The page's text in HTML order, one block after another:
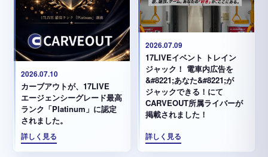
2026.07.10
カーブアウトが、17LIVE
エージェンシーグレード最高
ランク「Platinum」に認定
されました。
詳しく見る
2026.07.09
17LIVEイベント トレイン
ジャック！ 電車内広告を
&#8221;あなた&#8221;が
ジャックできる！にて
CARVEOUT所属ライバーが
掲載されました！
詳しく見る